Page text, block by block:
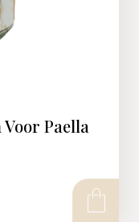
Paella